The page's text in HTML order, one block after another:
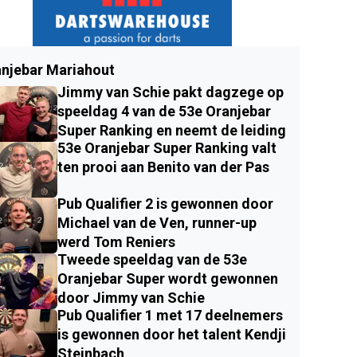
Mariahout
Jimmy van Schie pakt dagzege op
speeldag 4 van de 53e Oranjebar
Super Ranking en neemt de leiding
53e Oranjebar Super Ranking valt
ten prooi aan Benito van der Pas
Pub Qualifier 2 is gewonnen door
Michael van de Ven, runner-up
werd Tom Reniers
Tweede speeldag van de 53e
Oranjebar Super wordt gewonnen
door Jimmy van Schie
Pub Qualifier 1 met 17 deelnemers
is gewonnen door het talent Kendji